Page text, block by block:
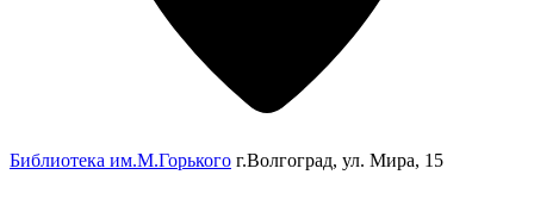
Библиотека им.М.Горького г.Волгоград, ул. Мира, 15